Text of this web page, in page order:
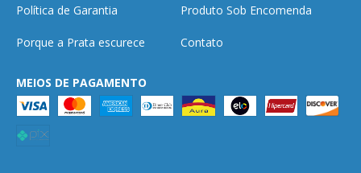
Política de Garantia Produto Sob Encomenda
Porque a Prata escurece Contato
MEIOS DE PAGAMENTO